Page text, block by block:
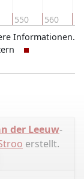
550 560
Informationen.
der Leeuw-
erstellt.